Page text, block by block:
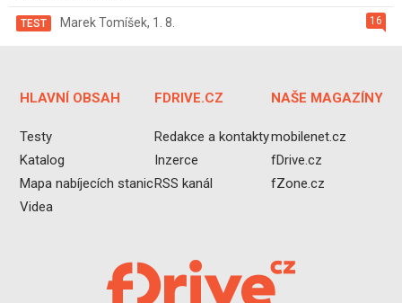
16
TEST Marek Tomíšek, 1. 8.
HLAVNÍ OBSAH
Testy
Katalog
Mapa nabíjecích stanic
Videa
FDRIVE.CZ
Redakce a kontakty
Inzerce
RSS kanál
NAŠE MAGAZÍNY
mobilenet.cz
fDrive.cz
fZone.cz